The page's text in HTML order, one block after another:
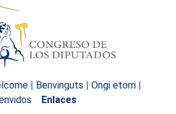
| Benvinguts | Ongi etorri |
Enlaces